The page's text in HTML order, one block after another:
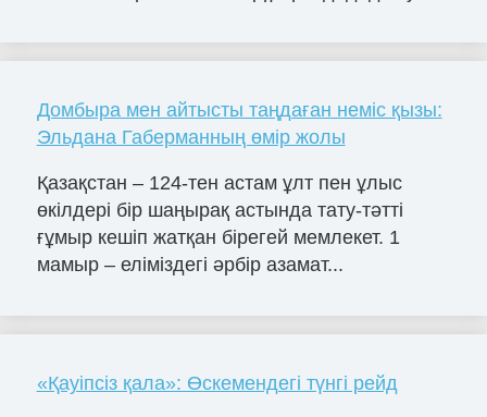
Домбыра мен айтысты таңдаған неміс қызы:
Эльдана Габерманның өмір жолы
Қазақстан – 124-тен астам ұлт пен ұлыс
өкілдері бір шаңырақ астында тату-тәтті
ғұмыр кешіп жатқан бірегей мемлекет. 1
мамыр – еліміздегі әрбір азамат...
«Қауіпсіз қала»: Өскемендегі түнгі рейд